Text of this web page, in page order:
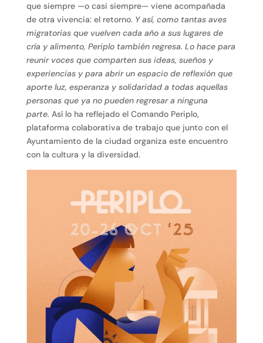
que siempre —o casi siempre— viene acompañada
de otra vivencia: el retorno. Y así, como tantas aves
migratorias que vuelven cada año a sus lugares de
cría y alimento, Periplo también regresa. Lo hace para
reunir voces que comparten sus ideas, sueños y
experiencias y para abrir un espacio de reflexión que
aporte luz, esperanza y solidaridad a todas aquellas
personas que ya no pueden regresar a ninguna
parte. Así lo ha reflejado el Comando Periplo,
plataforma colaborativa de trabajo que junto con el
Ayuntamiento de la ciudad organiza este encuentro
con la cultura y la diversidad.